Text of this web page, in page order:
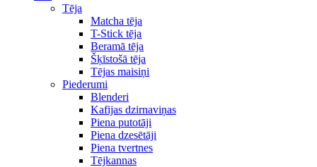
Tēja
Matcha tēja
T-Stick tēja
Beramā tēja
Šķīstošā tēja
Tējas maisiņi
Piederumi
Blenderi
Kafijas dzirnaviņas
Piena putotāji
Piena dzesētāji
Piena tvertnes
Tējkannas